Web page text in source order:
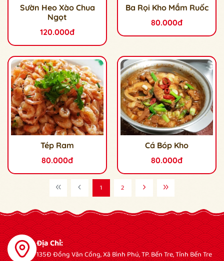
Sườn Heo Xào Chua
Ngọt
120.000đ
Ba Rọi Kho Mắm Ruốc
80.000đ
Tép Ram
80.000đ
Cá Bóp Kho
80.000đ
1 2
Địa Chỉ:
135Đ Đồng Văn Cống, Xã Bình Phú, TP. Bến Tre, Tỉnh Bến Tre